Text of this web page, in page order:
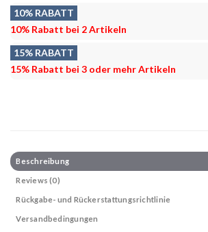
10% RABATT
10% Rabatt bei 2 Artikeln
15% RABATT
15% Rabatt bei 3 oder mehr Artikeln
Beschreibung
Reviews (0)
Rückgabe- und Rückerstattungsrichtlinie
Versandbedingungen